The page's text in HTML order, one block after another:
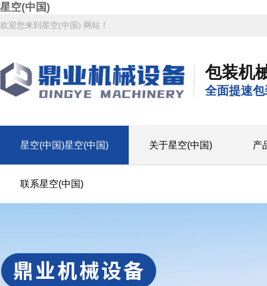
星空(中国)
欢迎您来到星空(中国) 网站！
包装机
全面提速
星空(中国)星空(中国) 关于星空(中国) 产
联系星空(中国)